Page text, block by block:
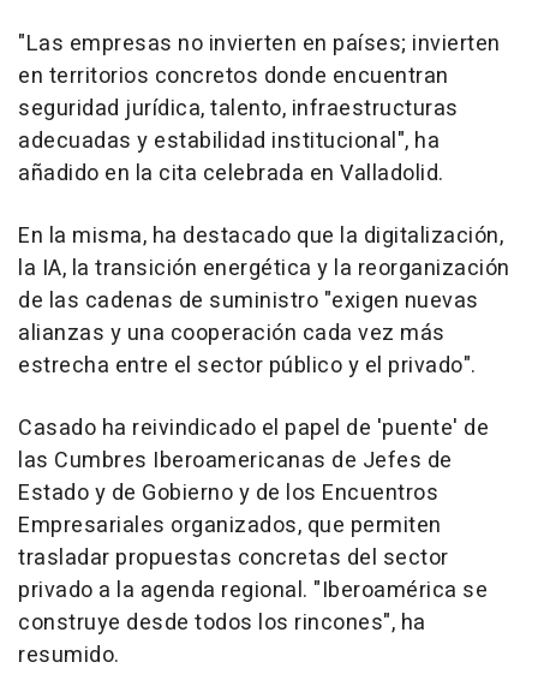
"Las empresas no invierten en países; invierten
en territorios concretos donde encuentran
seguridad jurídica, talento, infraestructuras
adecuadas y estabilidad institucional", ha
añadido en la cita celebrada en Valladolid.
En la misma, ha destacado que la digitalización,
la IA, la transición energética y la reorganización
de las cadenas de suministro "exigen nuevas
alianzas y una cooperación cada vez más
estrecha entre el sector público y el privado".
Casado ha reivindicado el papel de 'puente' de
las Cumbres Iberoamericanas de Jefes de
Estado y de Gobierno y de los Encuentros
Empresariales organizados, que permiten
trasladar propuestas concretas del sector
privado a la agenda regional. "Iberoamérica se
construye desde todos los rincones", ha
resumido.